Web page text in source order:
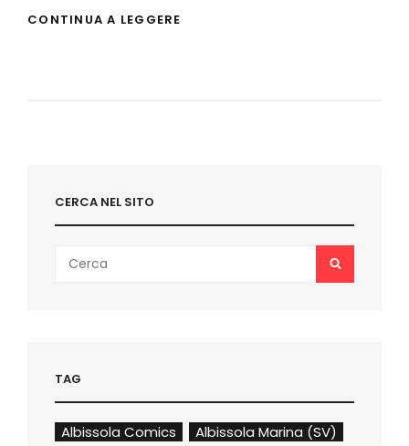
CONTINUA A LEGGERE
CERCA NEL SITO
for:
SEARCH
TAG
Albissola Comics
Albissola Marina (SV)